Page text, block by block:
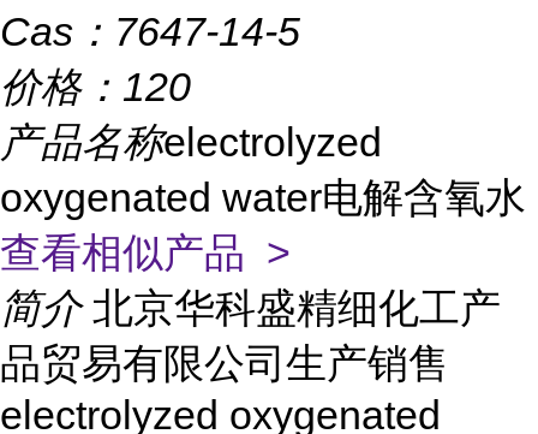
Cas： 7647-14-5
价格： 120
产品名称electrolyzed
oxygenated water电解含氧水
查看相似产品 >
简介 北京华科盛精细化工产
品贸易有限公司生产销售
electrolyzed oxygenated